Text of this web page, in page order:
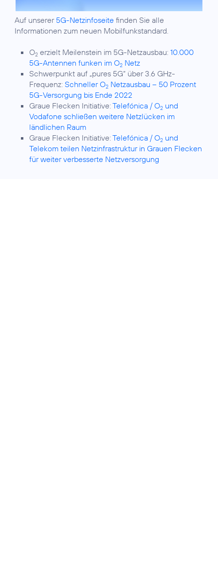
Auf unserer 5G-Netzinfoseite finden Sie alle
Informationen zum neuen Mobilfunkstandard.
O2 erzielt Meilenstein im 5G-Netzausbau: 10.000
5G-Antennen funken im O2 Netz
Schwerpunkt auf „pures 5G“ über 3.6 GHz-
Frequenz: Schneller O2 Netzausbau – 50 Prozent
5G-Versorgung bis Ende 2022
Graue Flecken Initiative:Telefónica / O2 und
Vodafone schließen weitere Netzlücken im
ländlichen Raum
Graue Flecken Initiative:Telefónica / O2 und
Telekom teilen Netzinfrastruktur in Grauen Flecken
für weiter verbesserte Netzversorgung